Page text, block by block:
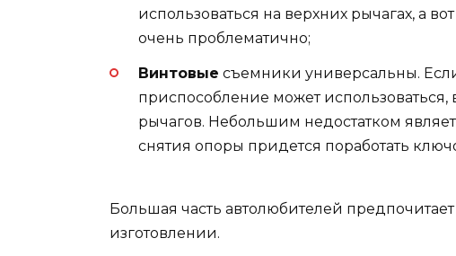
использоваться на верхних рычагах, а
очень проблематично;
Винтовые съемники универсальны.
приспособление может
рычагов. Небольшим недостатком
снятия опоры придется поработать
Большая часть автолюбителей
изготовлении.